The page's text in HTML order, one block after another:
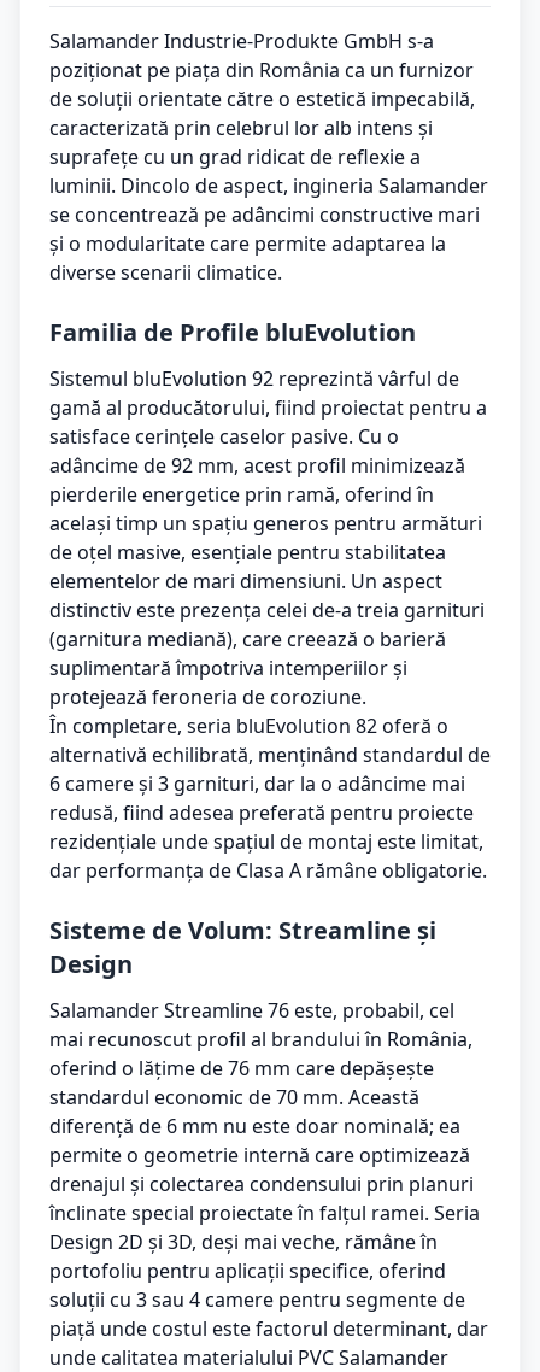
Salamander Industrie-Produkte GmbH s-a
poziționat pe piața din România ca un furnizor
de soluții orientate către o estetică impecabilă,
caracterizată prin celebrul lor alb intens și
suprafețe cu un grad ridicat de reflexie a
luminii. Dincolo de aspect, ingineria Salamander
se concentrează pe adâncimi constructive mari
și o modularitate care permite adaptarea la
diverse scenarii climatice.
Familia de Profile bluEvolution
Sistemul bluEvolution 92 reprezintă vârful de
gamă al producătorului, fiind proiectat pentru a
satisface cerințele caselor pasive. Cu o
adâncime de 92 mm, acest profil minimizează
pierderile energetice prin ramă, oferind în
același timp un spațiu generos pentru armături
de oțel masive, esențiale pentru stabilitatea
elementelor de mari dimensiuni. Un aspect
distinctiv este prezența celei de-a treia garnituri
(garnitura mediană), care creează o barieră
suplimentară împotriva intemperiilor și
protejează feroneria de coroziune.
În completare, seria bluEvolution 82 oferă o
alternativă echilibrată, menținând standardul de
6 camere și 3 garnituri, dar la o adâncime mai
redusă, fiind adesea preferată pentru proiecte
rezidențiale unde spațiul de montaj este limitat,
dar performanța de Clasa A rămâne obligatorie.
Sisteme de Volum: Streamline și
Design
Salamander Streamline 76 este, probabil, cel
mai recunoscut profil al brandului în România,
oferind o lățime de 76 mm care depășește
standardul economic de 70 mm. Această
diferență de 6 mm nu este doar nominală; ea
permite o geometrie internă care optimizează
drenajul și colectarea condensului prin planuri
înclinate special proiectate în falțul ramei. Seria
Design 2D și 3D, deși mai veche, rămâne în
portofoliu pentru aplicații specifice, oferind
soluții cu 3 sau 4 camere pentru segmente de
piață unde costul este factorul determinant, dar
unde calitatea materialului PVC Salamander